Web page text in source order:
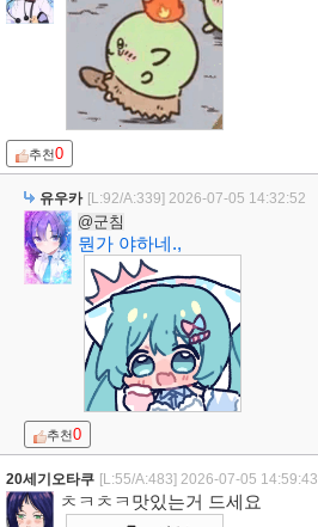
추천0
유우카 [L:92/A:339] 2026-07-05 14:32:52
@군침
뭔가 야하네.,
추천0
20세기오타쿠 [L:55/A:483] 2026-07-05 14:59:43
ㅊㅋㅊㅋ맛있는거 드세요